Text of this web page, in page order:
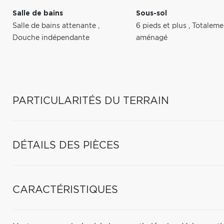
Salle de bains
Salle de bains attenante ,
Douche indépendante
Sous-sol
6 pieds et plus ,
aménagé
PARTICULARITÉS DU TERRAIN
DÉTAILS DES PIÈCES
CARACTÉRISTIQUES